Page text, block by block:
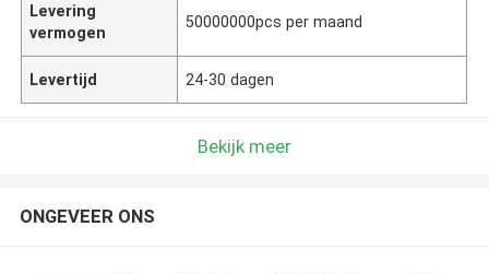
Levering
vermogen
50000000pcs per maand
Levertijd 24-30 dagen
Bekijk meer
ONGEVEER ONS